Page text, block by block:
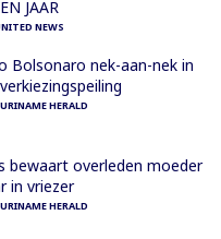
JAAR
NEWS
Bolsonaro nek-aan-nek in
HERALD
bewaart overleden moeder
in vriezer
HERALD